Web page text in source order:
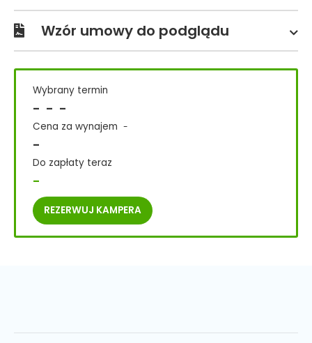
Wzór umowy do podglądu
Wybrany termin
- - -
Cena za wynajem -
-
Do zapłaty teraz
-
REZERWUJ KAMPERA